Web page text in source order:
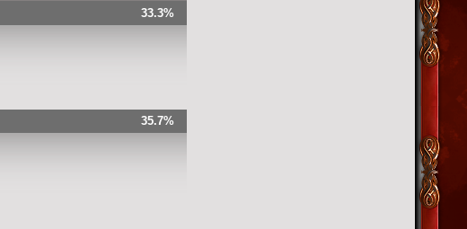
33.3%
35.7%